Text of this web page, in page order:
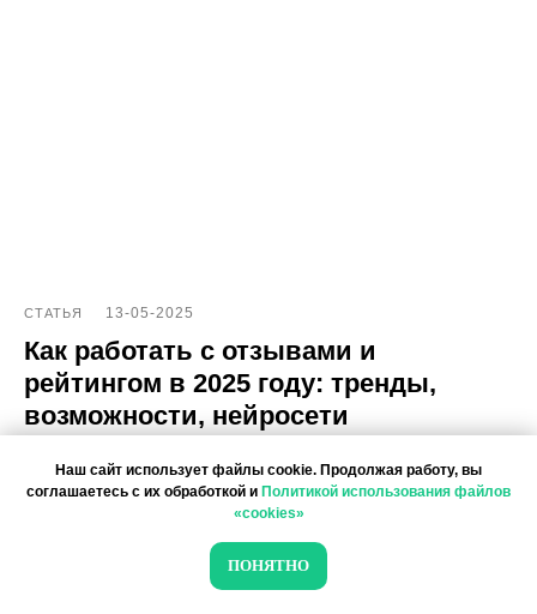
СТАТЬЯ 13-05-2025
Как работать с отзывами и
рейтингом в 2025 году: тренды,
возможности, нейросети
Наш сайт использует файлы cookie. Продолжая работу, вы
соглашаетесь с их обработкой и Политикой использования файлов
«cookies»
ПОНЯТНО